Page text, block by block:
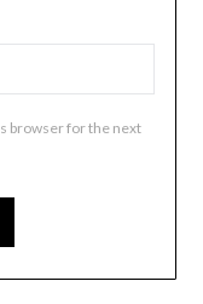
browser for the next